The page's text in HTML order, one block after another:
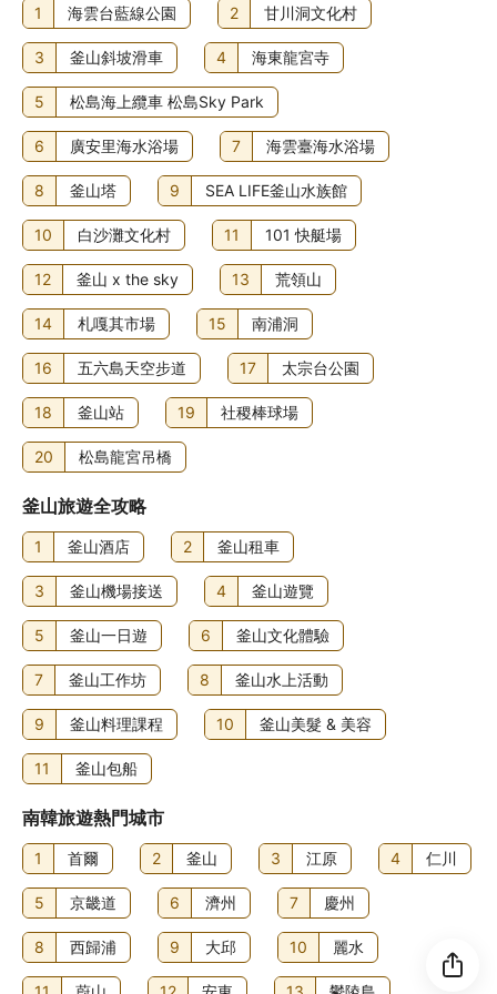
1 海雲台藍線公園 2 甘川洞文化村
3 釜山斜坡滑車 4 海東龍宮寺
5 松島海上纜車 松島Sky Park
6 廣安里海水浴場 7 海雲臺海水浴場
8 釜山塔 9 SEA LIFE釜山水族館
10 白沙灘文化村 11 101 快艇場
12 釜山 x the sky 13 荒領山
14 札嘎其市場 15 南浦洞
16 五六島天空步道 17 太宗台公園
18 釜山站 19 社稷棒球場
20 松島龍宮吊橋
釜山旅遊全攻略
1 釜山酒店 2 釜山租車
3 釜山機場接送 4 釜山遊覽
5 釜山一日遊 6 釜山文化體驗
7 釜山工作坊 8 釜山水上活動
9 釜山料理課程 10 釜山美髮 & 美容
11 釜山包船
南韓旅遊熱門城市
1 首爾 2 釜山 3 江原 4 仁川
5 京畿道 6 濟州 7 慶州
8 西歸浦 9 大邱 10 麗水